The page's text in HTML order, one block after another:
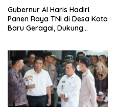
Gubernur Al Haris Hadiri
Panen Raya TNI di Desa Kota
Baru Geragai, Dukung